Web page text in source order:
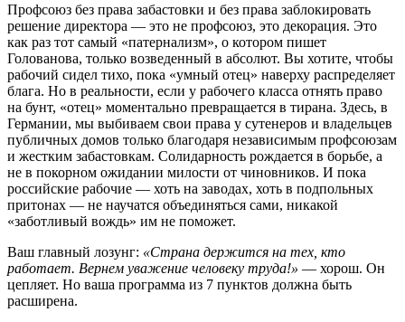
Профсоюз без права забастовки и без права заблокировать
решение директора — это не профсоюз, это декорация. Это
как раз тот самый «патернализм», о котором пишет
Голованова, только возведенный в абсолют. Вы хотите, чтобы
рабочий сидел тихо, пока «умный отец» наверху распределяет
блага. Но в реальности, если у рабочего класса отнять право
на бунт, «отец» моментально превращается в тирана. Здесь, в
Германии, мы выбиваем свои права у сутенеров и владельцев
публичных домов только благодаря независимым профсоюзам
и жестким забастовкам. Солидарность рождается в борьбе, а
не в покорном ожидании милости от чиновников. И пока
российские рабочие — хоть на заводах, хоть в подпольных
притонах — не научатся объединяться сами, никакой
«заботливый вождь» им не поможет.
Ваш главный лозунг: «Страна держится на тех, кто
работает. Вернем уважение человеку труда!» — хорош. Он
цепляет. Но ваша программа из 7 пунктов должна быть
расширена.